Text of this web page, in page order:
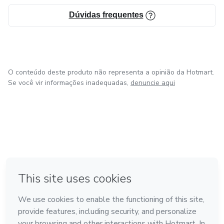
simples para criar uma casa inteligente de verdade.
Dúvidas frequentes
O conteúdo deste produto não representa a opinião da Hotmart.
Se você vir informações inadequadas, denuncie aqui
Feito com ❤ na Cidade do México